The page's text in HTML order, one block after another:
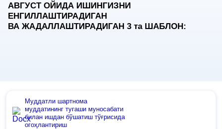
АВГУСТ ОЙИДА ИШИНГИЗНИ
ЕНГИЛЛАШТИРАДИГАН
ВА ЖАДАЛЛАШТИРАДИГАН 3 таШАБЛОН:
Муддатли шартнома
муддатининг тугаши муносабати
билан ишдан бўшатиш тўғрисида
огоҳлантириш